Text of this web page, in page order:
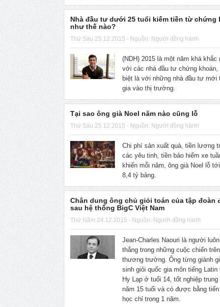
Nhà đầu tư dưới 25 tuổi kiếm tiền từ chứng
như thế nào?
Thứ Sáu 25.12.2015 - Nguồn: Người đồng hành
(NDH) 2015 là một năm khá khắc
với các nhà đầu tư chứng khoán,
biệt là với những nhà đầu tư mới
gia vào thị trường.
Tại sao ông già Noel năm nào cũng lỗ
Thứ Sáu 25.12.2015 - Nguồn: Người đồng hành
Chi phí sản xuất quà, tiền lương
các yêu tinh, tiền bảo hiểm xe
khiến mỗi năm, ông già Noel lỗ
8,4 tỷ bảng.
Chân dung ông chủ giỏi toán của tập đoàn
sau hệ thống BigC Việt Nam
Thứ Năm 24.12.2015 - Nguồn: Người đồng hành
Jean-Charles Naouri là người
thắng trong những cuộc chiến trên
thương trường. Ông từng giành
sinh giỏi quốc gia môn tiếng Latin
Hy Lạp ở tuổi 14, tốt nghiệp trung
năm 15 tuổi và có được bằng
học chỉ trong 1 năm.